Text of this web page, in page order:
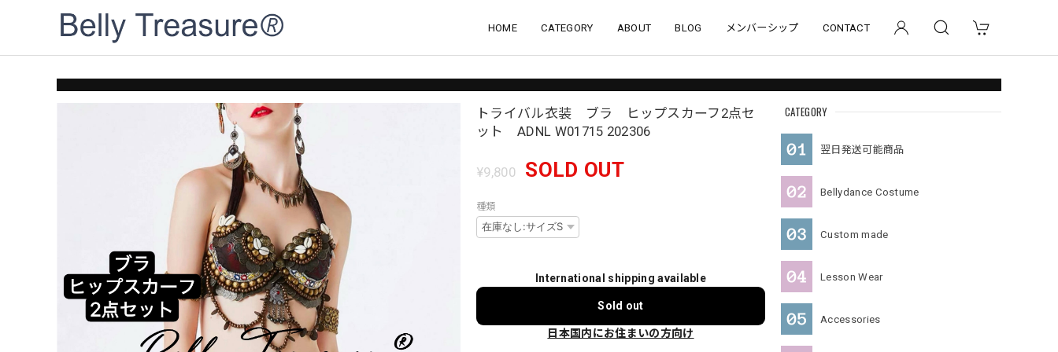
HOME CATEGORY ABOUT BLOG メンバーシップ CONTACT
CATEGORY
翌日発送可能商品
Bellydance Costume
Custom made
Lesson Wear
Accessories
トライバル衣装 ブラ ヒップスカーフ2点セ
ット ADNL W01715 202306
¥9,800 SOLD OUT
種類
International shipping available
Sold out
日本国内にお住まいの方向け